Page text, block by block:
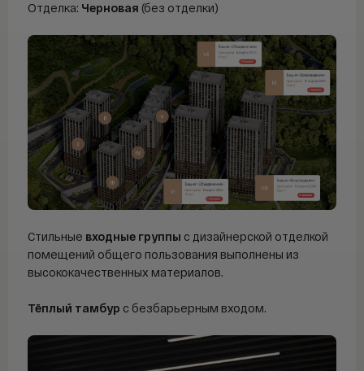
Отделка: Черновая (без отделки)
Стильные входные группы с дизайнерской отделкой
помещений общего пользования выполнены из
высококачественных материалов.
Тёплый тамбур с безбарьерным входом.